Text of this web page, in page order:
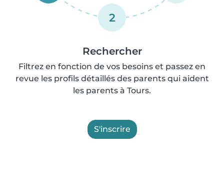
2
Rechercher
Filtrez en fonction de vos besoins et passez en
revue les profils détaillés des parents qui aident
les parents à Tours.
S'inscrire